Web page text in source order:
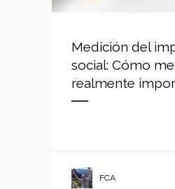
Medición del
social: Cómo
realmente
FCA